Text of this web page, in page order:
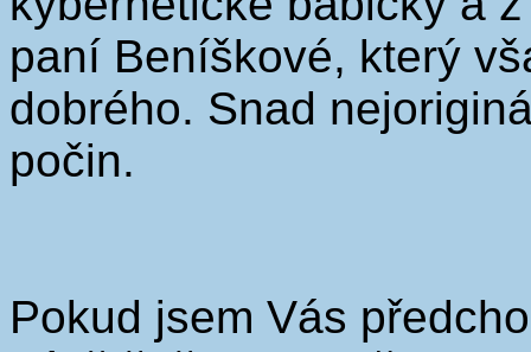
paní Beníškové, který
dobrého. Snad
počin.
Pokud jsem Vás